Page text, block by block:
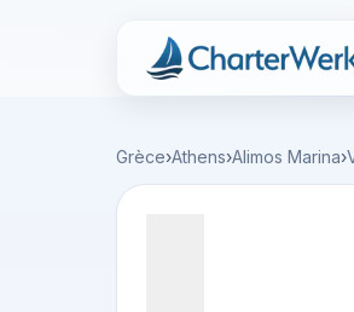
Charterwerk
Grèce›Athens›Alimos Marina›